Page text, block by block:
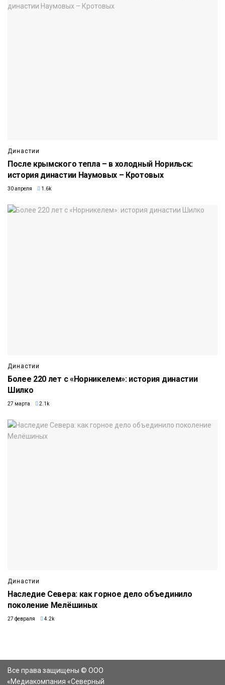
Династии
После крымского тепла – в холодный Норильск:
история династии Наумовых – Кротовых
30 апреля 1.6k
Династии
Более 220 лет с «Норникелем»: история династии
Шилко
27 марта 2.1k
Династии
Наследие Севера: как горное дело объединило
поколение Мелёшиных
27 февраля 4.2k
Все права защищены © ООО
«Медиакомпания «Северный